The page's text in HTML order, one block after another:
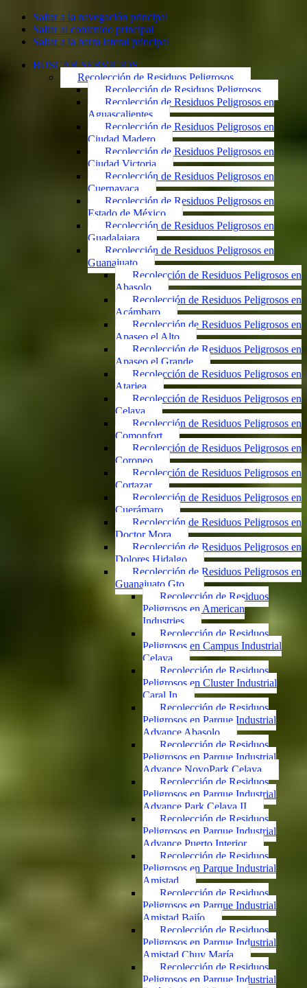
Saltar a la navegación principal
Saltar al contenido principal
Saltar a la barra lateral principal
BUSCAR SERVICIOS
Recolección de Residuos Peligrosos
Recolección de Residuos Peligrosos
Recolección de Residuos Peligrosos en
Aguascalientes
Recolección de Residuos Peligrosos en
Ciudad Madero
Recolección de Residuos Peligrosos en
Ciudad Victoria
Recolección de Residuos Peligrosos en
Cuernavaca
Recolección de Residuos Peligrosos en
Estado de México
Recolección de Residuos Peligrosos en
Guadalajara
Recolección de Residuos Peligrosos en
Guanajuato
Recolección de Residuos Peligrosos en
Abasolo
Recolección de Residuos Peligrosos en
Acámbaro
Recolección de Residuos Peligrosos en
Apaseo el Alto
Recolección de Residuos Peligrosos en
Apaseo el Grande
Recolección de Residuos Peligrosos en
Atarjea
Recolección de Residuos Peligrosos en
Celaya
Recolección de Residuos Peligrosos en
Comonfort
Recolección de Residuos Peligrosos en
Coroneo
Recolección de Residuos Peligrosos en
Cortazar
Recolección de Residuos Peligrosos en
Cuerámaro
Recolección de Residuos Peligrosos en
Doctor Mora
Recolección de Residuos Peligrosos en
Dolores Hidalgo
Recolección de Residuos Peligrosos en
Guanajuato Gto.
Recolección de Residuos
Peligrosos en American
Industries
Recolección de Residuos
Peligrosos en Campus Industrial
Celaya
Recolección de Residuos
Peligrosos en Cluster Industrial
Caral In
Recolección de Residuos
Peligrosos en Parque Industrial
Advance Abasolo
Recolección de Residuos
Peligrosos en Parque Industrial
Advance NovoPark Celaya
Recolección de Residuos
Peligrosos en Parque Industrial
Advance Park Celaya II
Recolección de Residuos
Peligrosos en Parque Industrial
Advance Puerto Interior
Recolección de Residuos
Peligrosos en Parque Industrial
Amistad
Recolección de Residuos
Peligrosos en Parque Industrial
Amistad Bajío
Recolección de Residuos
Peligrosos en Parque Industrial
Amistad Chuy María
Recolección de Residuos
Peligrosos en Parque Industrial